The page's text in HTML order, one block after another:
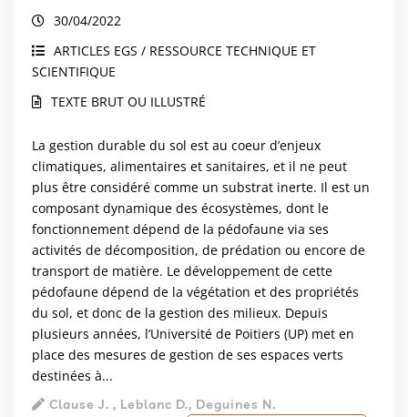
30/04/2022
ARTICLES EGS / RESSOURCE TECHNIQUE ET
SCIENTIFIQUE
TEXTE BRUT OU ILLUSTRÉ
La gestion durable du sol est au coeur d’enjeux
climatiques, alimentaires et sanitaires, et il ne peut
plus être considéré comme un substrat inerte. Il est un
composant dynamique des écosystèmes, dont le
fonctionnement dépend de la pédofaune via ses
activités de décomposition, de prédation ou encore de
transport de matière. Le développement de cette
pédofaune dépend de la végétation et des propriétés
du sol, et donc de la gestion des milieux. Depuis
plusieurs années, l’Université de Poitiers (UP) met en
place des mesures de gestion de ses espaces verts
destinées à...
Clause J. , Leblanc D., Deguines N.